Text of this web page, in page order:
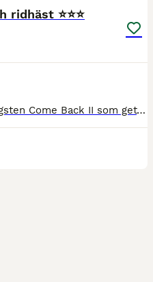
⭐️⭐️⭐️
Wilma är efter multitalanghingsten Come Back II som gett svårklasshästar i både hoppning och dressyr. ”Har själv fjärdeplacering i VM i dressyr”. Wilma är mycket pigg och fräsch för sin ålder. Hon sä